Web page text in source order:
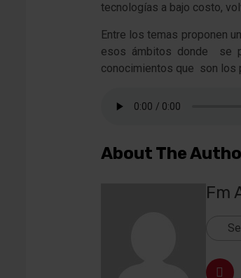
tecnologías a bajo costo,
Entre los temas proponen
esos ámbitos donde se
conocimientos que son los
About The
Fm